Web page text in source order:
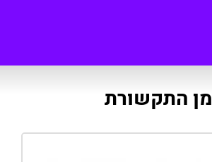
מן התקשורת